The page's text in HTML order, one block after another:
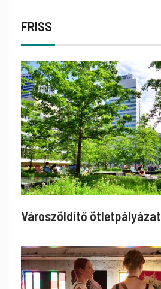
FRISS
Városzöldítő ötletpályázat